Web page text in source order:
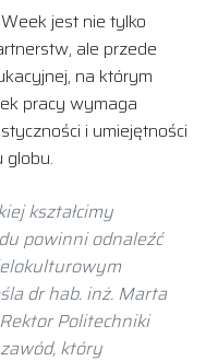
jest nie tylko
ale przede
na którym
pracy wymaga
i umiejętności
kształcimy
powinni odnaleźć
dr hab. inż. Marta
Politechniki
który